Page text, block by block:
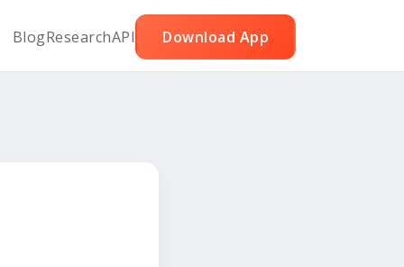
BlogResearchAPI Download App